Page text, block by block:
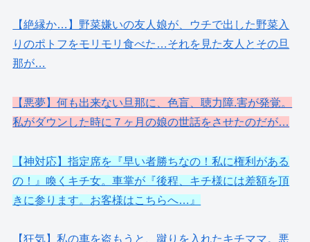
【絶縁か…】野菜嫌いの友人娘が、ウチで出した野菜入
りのポトフをモリモリ食べた…それを見た友人とその旦
那が…
【悪夢】何も出来ない旦那に、色盲、聴力障.害が発覚。
私がダウンした時に７ヶ月の娘の世話をさせたのだが…
【神対応】指定席を『早い者勝ちなの！私に権利がある
の！』喚くキチ女。車掌が『後程、キチ様には差額を頂
きに参ります。お客様はこちらへ…』
【狂気】私の車を盗もうと、蹴りを入れたキチママ。悪